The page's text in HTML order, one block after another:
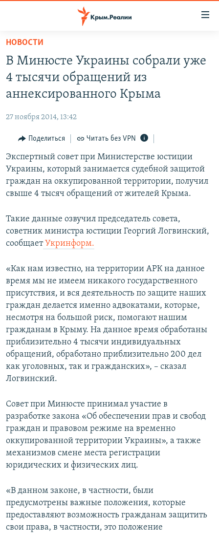
Вернуться
основному
содержанию
главной
навигации
Вернутся
поиску
11 ЛЕТ ОККУПАЦИИ КРЫМА. 11 ИСТОРИЙ СОПРОТИВЛЕНИЯ
ЕЩЕ
ИНТЕРАКТИВ
ИНФОГРАФИКА
ТЕЛЕПРОЕКТ КРЫМ.РЕАЛИИ
СОВЕТЫ ПРАВОЗАЩИТНИКОВ
ПОБЕДИТЕЛЕЙ НЕ СУДЯТ?
КРЫМ.НЕПОКОРЕННЫЙ
УКРАИНСКАЯ ПРОБЛЕМА КРЫМА
РАДІО СВОБОДА
КАК ОБОЙТИ БЛОКИРОВКУ
Українською
Все сайты RFE/RL
НОВОСТИ
В Минюсте Украины собрали уже
4 тысячи обращений из
аннексированного Крыма
27 ноября 2014, 13:42
Поделиться Читать без VPN
Экспертный совет при Министерстве юстиции
Украины, который занимается судебной защитой
граждан на оккупированной территории, получил
свыше 4 тысяч обращений от жителей Крыма.
Такие данные озвучил председатель совета,
советник министра юстиции Георгий Логвинский,
сообщаетУкринформ.
«Как нам известно, на территории АРК на данное
время мы не имеем никакого государственного
присутствия, и вся деятельность по защите наших
граждан делается именно адвокатами, которые,
несмотря на большой риск, помогают нашим
гражданам в Крыму. На данное время обработаны
приблизительно 4 тысячи индивидуальных
обращений, обработано приблизительно 200 дел
как уголовных, так и гражданских», – сказал
Логвинский.
Совет при Минюсте принимал участие в
разработке закона «Об обеспечении прав и свобод
граждан и правовом режиме на временно
оккупированной территории Украины», а также
механизмов смене места регистрации
юридических и физических лиц.
«В данном законе, в частности, были
предусмотрены важные положения, которые
предоставляют возможность гражданам защитить
свои права, в частности, это положение